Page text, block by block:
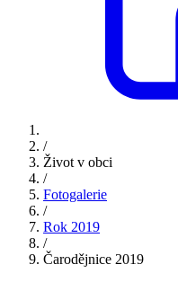
/
Život v obci
/
Fotogalerie
/
Rok 2019
/
Čarodějnice 2019